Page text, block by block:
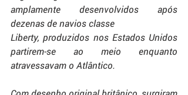
amplamente desenvolvidos após
dezenas de navios classe
Liberty, produzidos nos Estados Unidos
partirem-se ao meio enquanto
atravessavam o Atlântico.